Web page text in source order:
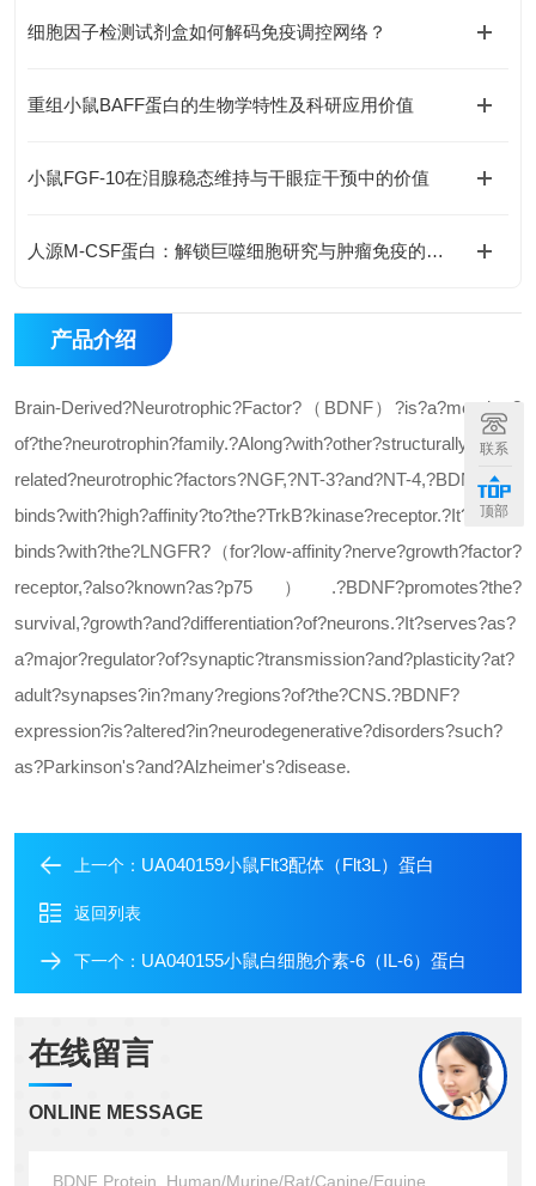
细胞因子检测试剂盒如何解码免疫调控网络？
重组小鼠BAFF蛋白的生物学特性及科研应用价值
小鼠FGF-10在泪腺稳态维持与干眼症干预中的价值
人源M-CSF蛋白：解锁巨噬细胞研究与肿瘤免疫的科研密钥
产品介绍
Brain-Derived?Neurotrophic?Factor?（BDNF）?is?a?member?
of?the?neurotrophin?family.?Along?with?other?structurally?
related?neurotrophic?factors?NGF,?NT-3?and?NT-4,?BDNF?
binds?with?high?affinity?to?the?TrkB?kinase?receptor.?It?also?
binds?with?the?LNGFR?（for?low-affinity?nerve?growth?factor?
receptor,?also?known?as?p75）.?BDNF?promotes?the?
survival,?growth?and?differentiation?of?neurons.?It?serves?as?
a?major?regulator?of?synaptic?transmission?and?plasticity?at?
adult?synapses?in?many?regions?of?the?CNS.?BDNF?
expression?is?altered?in?neurodegenerative?disorders?such?
as?Parkinson's?and?Alzheimer's?disease.
上一个： UA040159小鼠Flt3配体（Flt3L）蛋白
返回列表
下一个： UA040155小鼠白细胞介素-6（IL-6）蛋白
在线留言
ONLINE MESSAGE
联系
顶部